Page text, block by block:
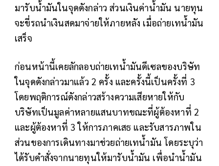
มารับน้ำมันในจุดดังกล่าว ส่วนเงินค่าน้ำมัน นายทุน
จะขี่รถนำเงินสดมาจ่ายให้ภายหลัง เมื่อถ่ายเทน้ำมัน
เสร็จ
ก่อนหน้านี้เคยลักลอบถ่ายเทน้ำมันดีเซลของบริษัท
ในจุดดังกล่าวมาแล้ว 2 ครั้ง และครั้งนี้เป็นครั้งที่ 3
โดยพฤติการณ์ดังกล่าวสร้างความเสียหายให้กับ
บริษัทเป็นมูลค่าหลายแสนบาทขณะที่ผู้ต้องหาที่ 2
และผู้ต้องหาที่ 3 ให้การภาคเสธ และรับสารภาพใน
ส่วนของการเดินทางมาช่วยถ่ายเทน้ำมัน โดยระบุว่า
ได้รับคำสั่งจากนายทุนให้มารับน้ำมัน เพื่อนำน้ำมัน